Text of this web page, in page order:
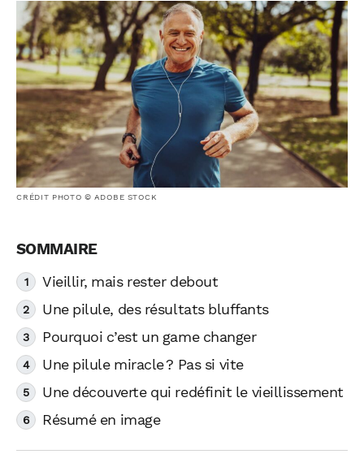
CRÉDIT PHOTO © ADOBE STOCK
Vieillir, mais rester debout
Une pilule, des résultats bluffants
Pourquoi c’est un game changer
Une pilule miracle ? Pas si vite
Une découverte qui redéfinit le vieillissement
Résumé en image